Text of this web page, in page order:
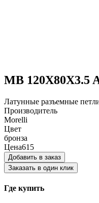
MB 120X80X3.5
Латунные разъемные
Производитель
Morelli
Цвет
бронза
Цена615
Добавить в заказ
Заказать в один клик
Где купить